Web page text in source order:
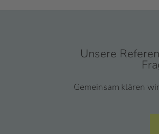
Unsere
Gemeinsam klären